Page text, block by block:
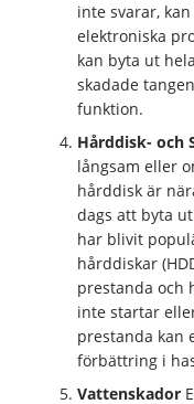
inte svarar,
elektroniska
kan byta ut
skadade
funktion.
Hårddisk- och
långsam eller
hårddisk är
dags att byta
har blivit
hårddiskar
prestanda och
inte startar
prestanda kan
förbättring i
Vattenskador